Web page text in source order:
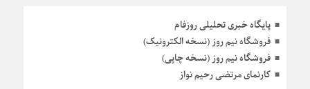
پایگاه خبری تحلیلی روزفام
فروشگاه نیم روز (نسخه الکترونیک)
فروشگاه نیم روز (نسخه چاپی)
کارنمای مرتضی رحیم نواز